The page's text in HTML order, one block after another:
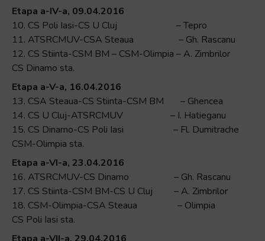
Etapa a-IV-a, 09.04.2016
10. CS Poli Iasi-CS U Cluj – Tepro
11. ATSRCMUV-CSA Steaua – Gh. Rascanu
12. CS Stiinta-CSM BM – CSM-Olimpia – A. Zimbrilor
CS Dinamo sta.
Etapa a-V-a, 16.04.2016
13. CSA Steaua-CS Stiinta-CSM BM – Ghencea
14. CS U Cluj-ATSRCMUV – I. Hatieganu
15. CS Dinamo-CS Poli Iasi – Fl. Dumitrache
CSM-Olimpia sta.
Etapa a-VI-a, 23.04.2016
16. ATSRCMUV-CS Dinamo – Gh. Rascanu
17. CS Stiinta-CSM BM-CS U Cluj – A. Zimbrilor
18. CSM-Olimpia-CSA Steaua – Olimpia
CS Poli Iasi sta.